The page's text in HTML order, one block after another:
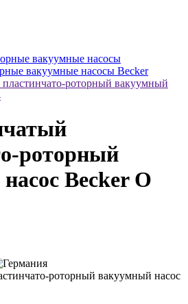
вакуумные насосы
вакуумные насосы Becker
роторный вакуумный
роторный
Becker O